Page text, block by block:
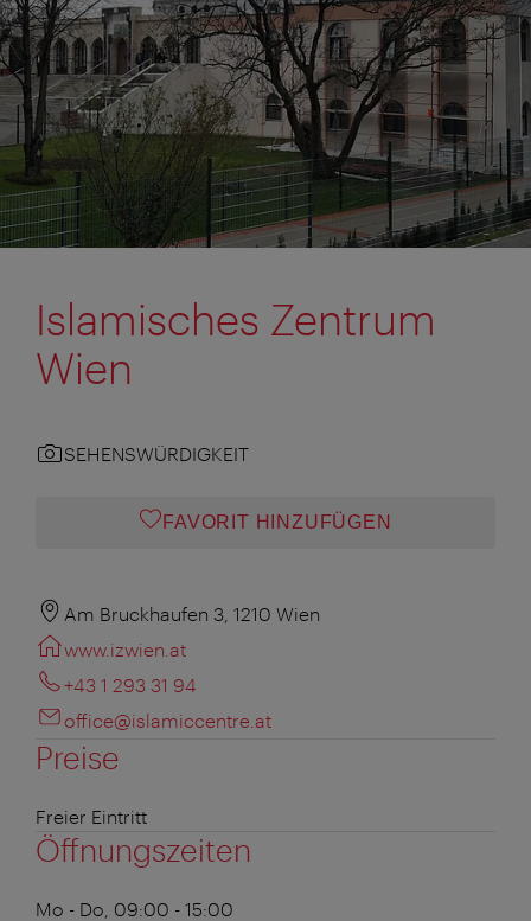
Islamisches Zentrum
Wien
SEHENSWÜRDIGKEIT
FAVORIT HINZUFÜGEN
Am Bruckhaufen 3, 1210 Wien
www.izwien.at
+43 1 293 31 94
office@islamiccentre.at
Preise
Freier Eintritt
Öffnungszeiten
Mo - Do, 09:00 - 15:00